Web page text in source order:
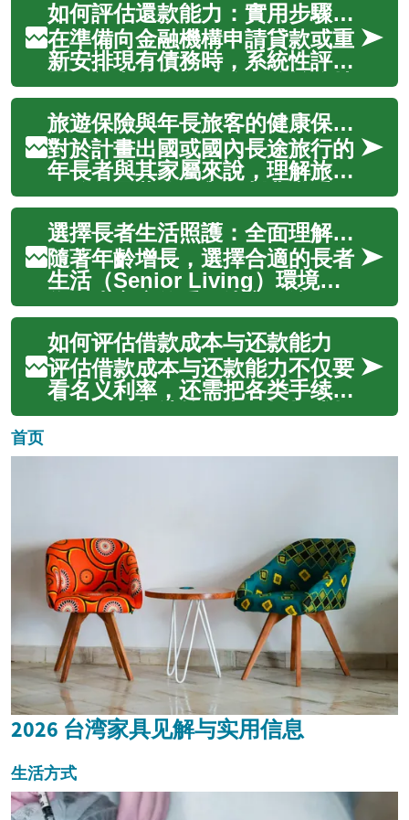
如何評估還款能力：實用步驟與計算方法
在準備向金融機構申請貸款或重
新安排現有債務時，系統性評估
還款能力能降低財務風險並維持
信用。本文從稅後可支配收入、
現金與存款流動性、債務負擔
比、投資流動性（包含指數型基
金與股票）、數位支付消費行為
與稅務等面向，提供具體計算方
法、檢核清單...
旅遊保險與年長旅客的健康保障與選擇
對於計畫出國或國內長途旅行的
年長者與其家屬來說，理解旅遊
保險的覆蓋範圍與限制非常重
要。年齡會影響承保條件、既往
病史的處理、以及緊急醫療遣返
等關鍵保障項目。本文說明旅遊
保險對健康相關風險的適用性、
選購時應注意的條款、理賠程
序，以及如何在...
選擇長者生活照護：全面理解與實用建議
隨著年齡增長，選擇合適的長者
生活（Senior Living）環境成
為不少家庭的重要決定。這不單
是居住地點的選擇，更牽涉到日
常照護、醫療支援、社交活動與
生活品質。本文將說明常見的長
者生活類型、如何評估「local
services」與...
如何评估借款成本与还款能力
评估借款成本与还款能力不仅要
看名义利率，还需把各类手续
费、评估与结算支出、抵押或担
量，并结合个人或企业的现金流
不同贷款产品...
首页
2026 台湾家具见解与实用信息
生活方式